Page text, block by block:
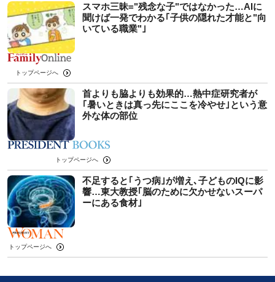
スマホ三昧="残念な子"ではなかった…AIに
聞けば一発でわかる｢子供の隠れた才能と"向
いている職業"｣
トップページへ
首よりも脇よりも効果的…熱中症研究者が
｢暑いときは真っ先にここを冷やせ｣という意
外な体の部位
トップページへ
不足すると｢うつ病｣が増え､子どものIQに影
響…東大教授｢脳のために欠かせないスーパ
ーにある食材｣
トップページへ